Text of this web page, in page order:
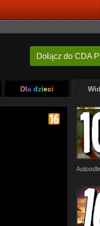
Dołącz do CDA
Dla dzieci